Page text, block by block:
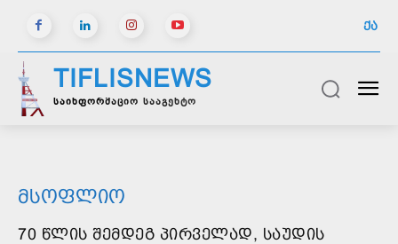
ᲥᲐ
TIFLISNEWS
საინფორმაციო სააგენტო
ᲛᲡᲝᲤᲚᲘᲝ
70 ᲬᲚᲘᲡ ᲨᲔᲛᲓᲔᲒ ᲞᲘᲠᲕᲔᲚᲐᲓ, ᲡᲐᲣᲓᲘᲡ